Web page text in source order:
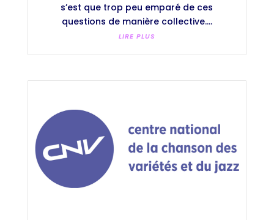
s’est que trop peu emparé de ces
questions de manière collective....
LIRE PLUS